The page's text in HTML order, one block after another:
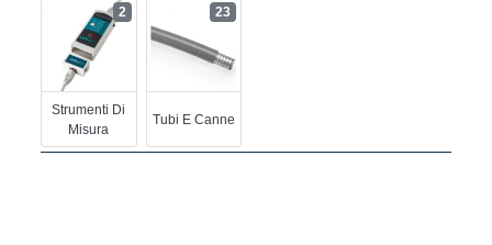
Strumenti Di
Misura
2
Tubi E Canne
23